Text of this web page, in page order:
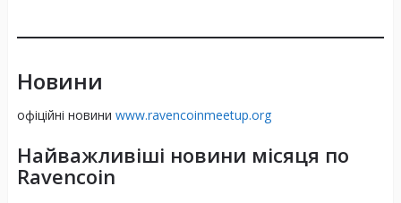
Новини
офіційні новини www.ravencoinmeetup.org
Найважливіші новини місяця по
Ravencoin